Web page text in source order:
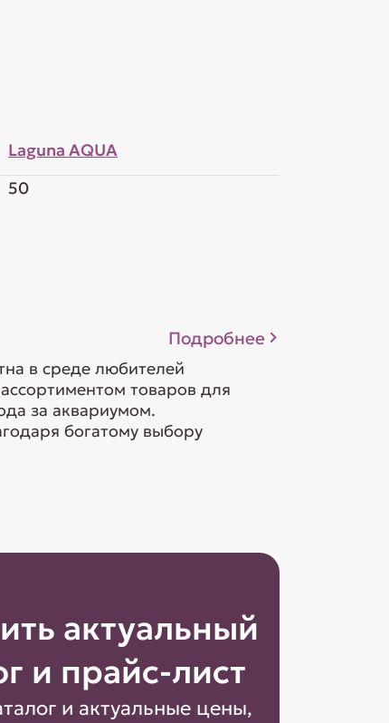
Laguna AQUA
50
Подробнее
в среде любителей
товаров для
за аквариумом.
богатому выбору
актуальный
и прайс-лист
и актуальные цены,